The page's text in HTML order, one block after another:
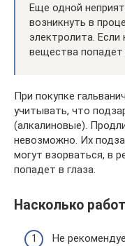
Еще одной
возникнуть в
электролита.
вещества попадет
При покупке
учитывать, что
(алкалиновые).
невозможно. Их
могут взорваться, в
попадет в глаза.
Насколько
Не